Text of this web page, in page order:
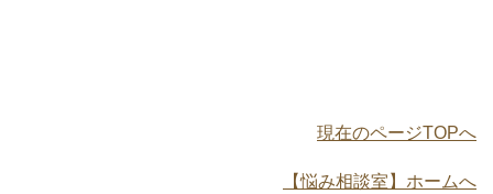
現在のページTOPへ
【悩み相談室】ホームへ